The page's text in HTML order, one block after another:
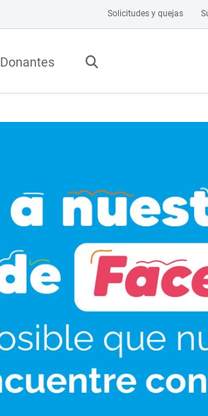
Solicitudes y quejas
Donantes